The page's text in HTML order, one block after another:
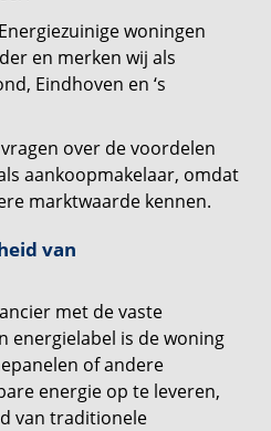
Energiezuinige woningen
en merken wij als
Eindhoven en ‘s
over de voordelen
aankoopmakelaar, omdat
marktwaarde kennen.
van
met de vaste
energielabel is de woning
of andere
energie op te leveren,
van traditionele